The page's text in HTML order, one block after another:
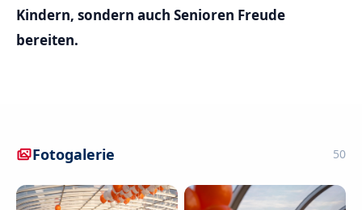
Kindern, sondern auch Senioren Freude
bereiten.
Fotogalerie 50